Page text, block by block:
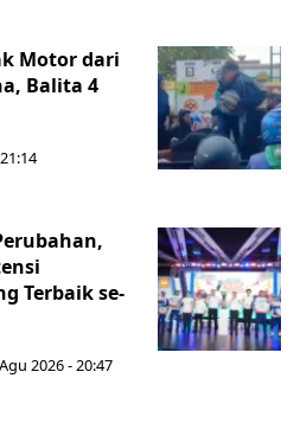
Motor dari
Balita 4
Terbaik se-
2026 - 20:47